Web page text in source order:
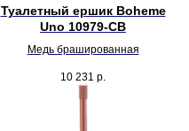
Туалетный ершик Boheme
Uno 10979-CB
Медь брашированная
10 231 р.